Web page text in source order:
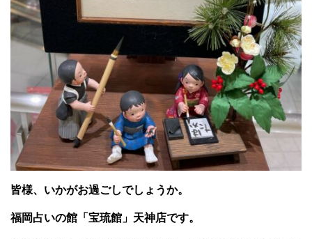
皆様、いかがお過ごしでしょうか。
福岡占いの館「宝琉館」天神店です。